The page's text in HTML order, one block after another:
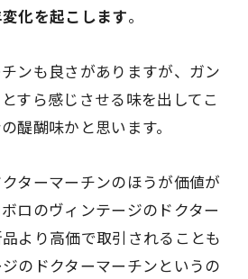
化を起こします。
ンも良さがありますが、ガン
すら感じさせる味を出してこ
醍醐味かと思います。
ターマーチンのほうが価値が
ロのヴィンテージのドクター
より高価で取引されることも
のドクターマーチンというの